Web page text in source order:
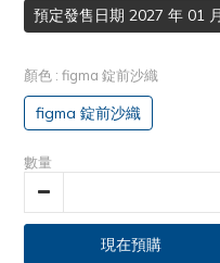
預定發售日期 2027 年 01 月
顏色 : figma 錠前沙織
figma 錠前沙織
數量
現在預購